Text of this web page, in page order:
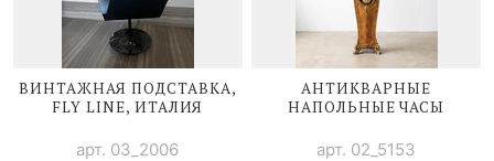
ВИНТАЖНАЯ ПОДСТАВКА,
FLY LINE, ИТАЛИЯ
арт. 03_2006
АНТИКВАРНЫЕ
НАПОЛЬНЫЕ ЧАСЫ
арт. 02_5153